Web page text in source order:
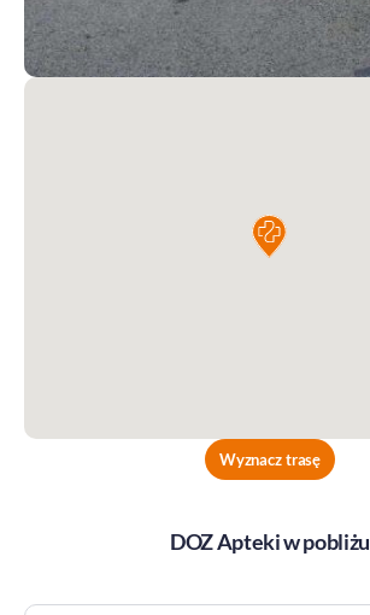
Wyznacz trasę
DOZ Apteki w pobliżu